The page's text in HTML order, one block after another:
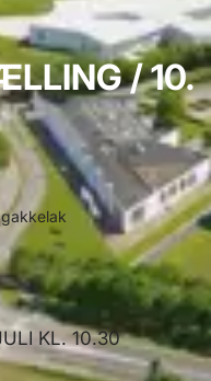
/ 10.
KL. 10.30